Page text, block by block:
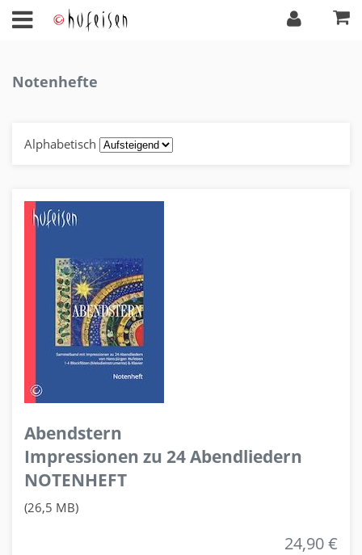
Notenhefte
Alphabetisch
Abendstern
Impressionen zu 24 Abendliedern
NOTENHEFT
(26,5 MB)
24,90 €